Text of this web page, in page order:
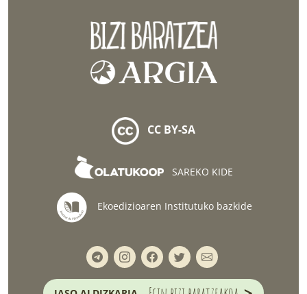
CC BY-SA
SAREKO KIDE
Ekoedizioaren Institutuko bazkide